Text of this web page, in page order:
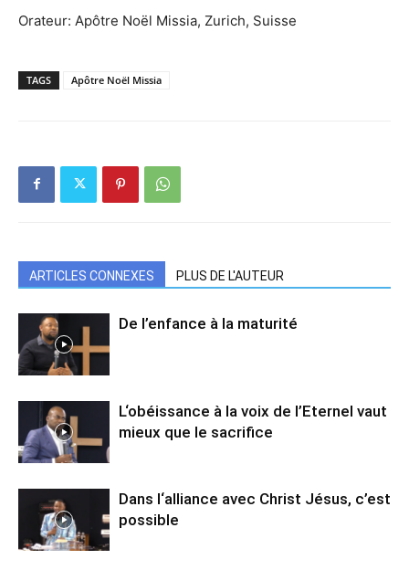
Orateur: Apôtre Noël Missia, Zurich, Suisse
TAGS Apôtre Noël Missia
ARTICLES CONNEXES PLUS DE L'AUTEUR
De l’enfance à la maturité
L‘obéissance à la voix de l’Eternel vaut
mieux que le sacrifice
Dans l‘alliance avec Christ Jésus, c’est
possible